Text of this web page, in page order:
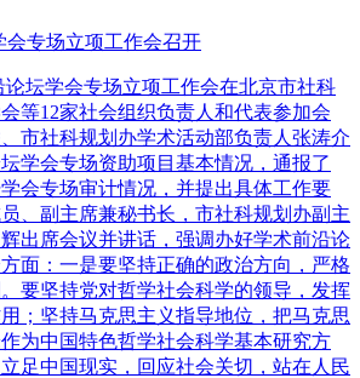
会专场立项工作会召开
论坛学会专场立项工作会在北京市社科
等12家社会组织负责人和代表参加会
市社科规划办学术活动部负责人张涛介
学会专场资助项目基本情况，通报了
会专场审计情况，并提出具体工作要
、副主席兼秘书长，市社科规划办副主
出席会议并讲话，强调办好学术前沿论
面：一是要坚持正确的政治方向，严格
要坚持党对哲学社会科学的领导，发挥
；坚持马克思主义指导地位，把马克思
为中国特色哲学社会科学基本研究方
足中国现实，回应社会关切，站在人民